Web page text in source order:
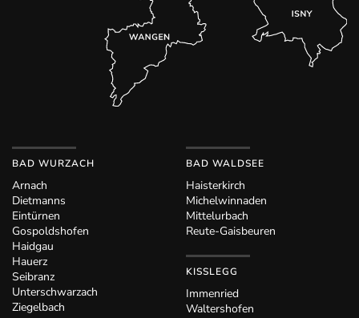
BAD WURZACH
Arnach
Dietmanns
Eintürnen
Gospoldshofen
Haidgau
Hauerz
Seibranz
Unterschwarzach
Ziegelbach
BAD WALDSEE
Haisterkirch
Michelwinnaden
Mittelurbach
Reute-Gaisbeuren
KISSLEGG
Immenried
Waltershofen